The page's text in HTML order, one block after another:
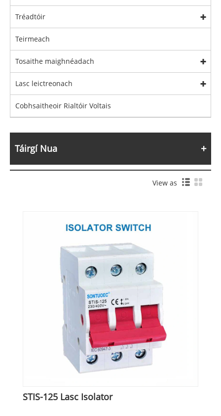
Tréadtóir
Teirmeach
Tosaithe maighnéadach
Lasc leictreonach
Cobhsaitheoir Rialtóir Voltais
Táirgí Nua
View as
STIS-125 Lasc Isolator